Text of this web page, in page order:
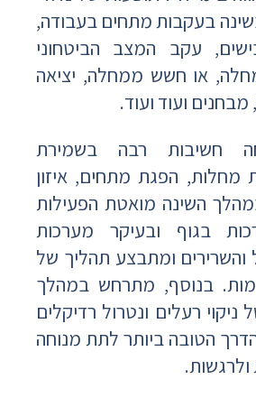
בעקבות מתחים בעבודה,
עקב המצב הביטחוני
או חשש ממחלה, יציאה
ועוד ועוד.
חשיבות רבה בשמירת
מחלות, הפגת מתחים, איזון
השינה מואטת הפעילות
בגוף ובעיקר מערכות
והשרירים ומתבצע תהליך של
בנוסף, מתרחש במהלך
רעלים ונטרול רדיקלים
הטובה ביותר לתת מנוחה